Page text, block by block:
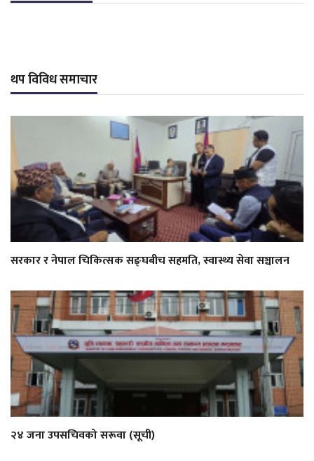
थप विविध समाचार
सरकार र नेपाल चिकित्सक सङ्घबीच सहमति, स्वास्थ्य सेवा सञ्चालन
२४ जना उपसचिवको सरूवा (सूची)